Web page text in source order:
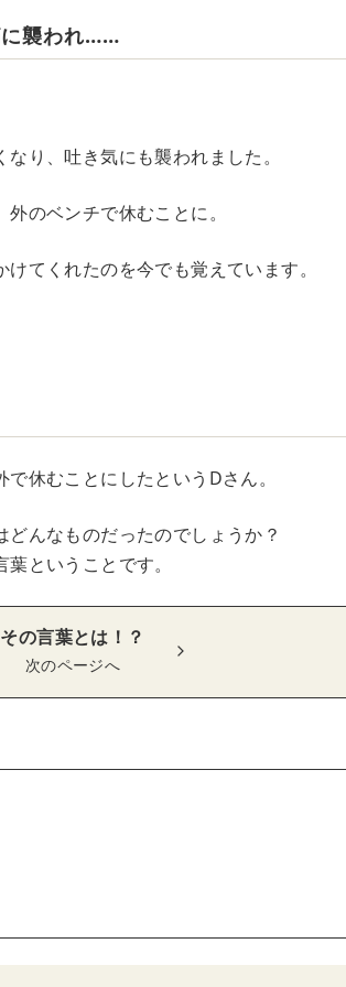
に襲われ……
り、吐き気にも襲われました。
のベンチで休むことに。
てくれたのを今でも覚えています。
休むことにしたというDさん。
んなものだったのでしょうか？
ということです。
その言葉とは！？
次のページへ